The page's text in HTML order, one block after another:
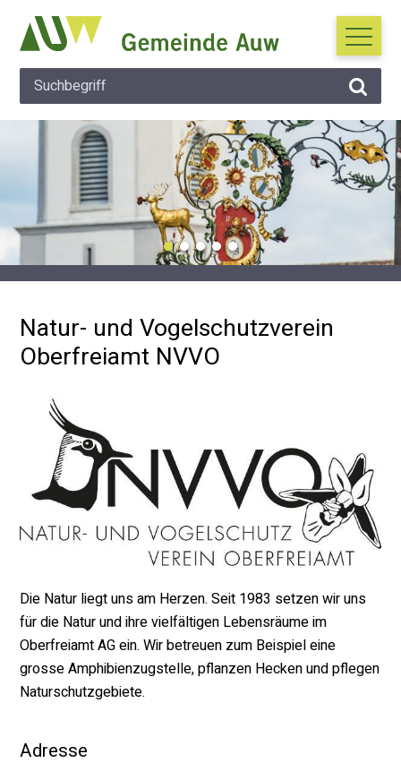
Navigieren in Auw
Schnellnavigation
Suche
Suchbegriff
Suche
Natur- und Vogelschutzverein
Oberfreiamt NVVO
Die Natur liegt uns am Herzen. Seit 1983 setzen wir uns
für die Natur und ihre vielfältigen Lebensräume im
Oberfreiamt AG ein. Wir betreuen zum Beispiel eine
grosse Amphibienzugstelle, pflanzen Hecken und pflegen
Naturschutzgebiete.
Adresse